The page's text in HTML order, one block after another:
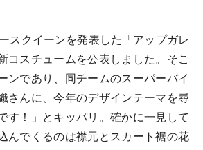
スクイーンを発表した「アップガレ
コスチュームを公表しました。そこ
ンであり、同チームのスーパーバイ
さんに、今年のデザインテーマを尋
す！」とキッパリ。確かに一見して
んでくるのは襟元とスカート裾の花